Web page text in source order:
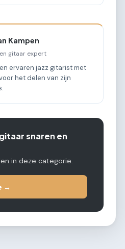
Kampen
gitaar expert
ervaren jazz gitarist met
het delen van zijn
snaren en
in deze categorie.
→